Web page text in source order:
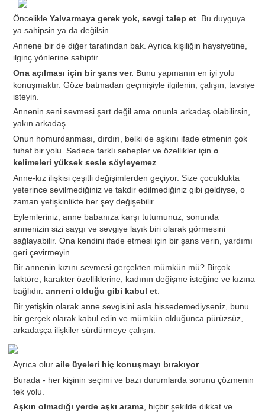
Öncelikle Yalvarmaya gerek yok, sevgi talep et . Bu duyguya
ya sahipsin ya da değilsin.
Annene bir de diğer tarafından bak. Ayrıca kişiliğin haysiyetine,
ilginç yönlerine sahiptir.
Ona açılması için bir şans ver. Bunu yapmanın en iyi yolu
konuşmaktır. Göze batmadan geçmişiyle ilgilenin, çalışın, tavsiye
isteyin.
Annenin seni sevmesi şart değil ama onunla arkadaş olabilirsin,
yakın arkadaş.
Onun homurdanması, dırdırı, belki de aşkını ifade etmenin çok
tuhaf bir yolu. Sadece farklı sebepler ve özellikler için o
kelimeleri yüksek sesle söyleyemez
Anne-kız ilişkisi çeşitli değişimlerden geçiyor. Size çocuklukta
yeterince sevilmediğiniz ve takdir edilmediğiniz gibi geldiyse, o
zaman yetişkinlikte her şey değişebilir.
Eylemleriniz, anne babanıza karşı tutumunuz, sonunda
annenizin sizi saygı ve sevgiye layık biri olarak görmesini
sağlayabilir. Ona kendini ifade etmesi için bir şans verin, yardımı
geri çevirmeyin.
Bir annenin kızını sevmesi gerçekten mümkün mü? Birçok
faktöre, karakter özelliklerine, kadının değişme isteğine ve kızına
bağlıdır. anneni olduğu gibi kabul et.
Bir yetişkin olarak anne sevgisini asla hissedemediyseniz, bunu
bir gerçek olarak kabul edin ve mümkün olduğunca pürüzsüz,
arkadaşça ilişkiler sürdürmeye çalışın.
Ayrıca olur aile üyeleri hiç konuşmayı bırakıyor.
Burada - her kişinin seçimi ve bazı durumlarda sorunu çözmenin
tek yolu.
Aşkın olmadığı yerde aşkı arama, hiçbir şekilde dikkat ve